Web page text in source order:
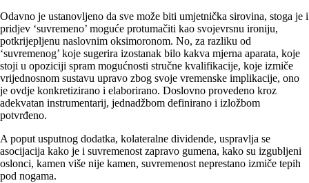
Odavno je ustanovljeno da sve može biti umjetnička sirovina, stoga je i
pridjev ‘suvremeno’ moguće protumačiti kao svojevrsnu ironiju,
potkrijepljenu naslovnim oksimoronom. No, za razliku od
‘suvremenog’ koje sugerira izostanak bilo kakva mjerna aparata, koje
stoji u opoziciji spram mogućnosti stručne kvalifikacije, koje izmiče
vrijednosnom sustavu upravo zbog svoje vremenske implikacije, ono
je ovdje konkretizirano i elaborirano. Doslovno provedeno kroz
adekvatan instrumentarij, jednadžbom definirano i izložbom
potvrđeno.
A poput usputnog dodatka, kolateralne dividende, uspravlja se
asocijacija kako je i suvremenost zapravo gumena, kako su izgubljeni
oslonci, kamen više nije kamen, suvremenost neprestano izmiče tepih
pod nogama.